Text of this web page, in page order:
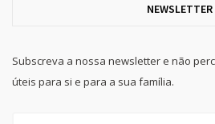
NEWSLETTER
Subscreva a nossa newsletter e não
úteis para si e para a sua família.